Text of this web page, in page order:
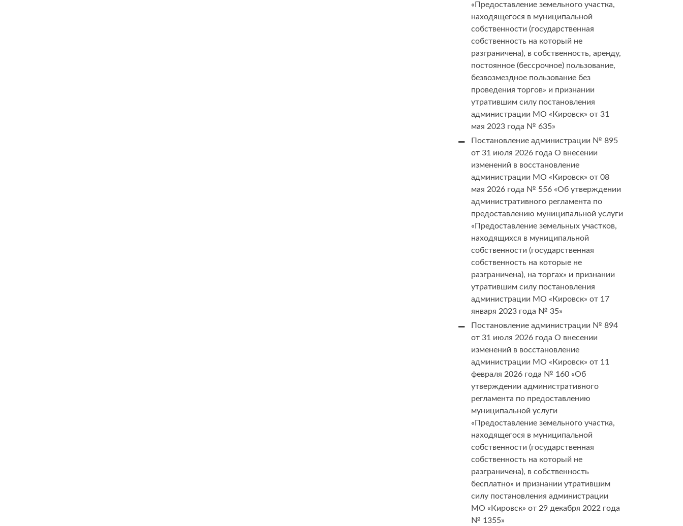
«Предоставление земельного участка,
находящегося в муниципальной
собственности (государственная
собственность на который не
разграничена), в собственность, аренду,
постоянное (бессрочное) пользование,
безвозмездное пользование без
проведения торгов» и признании
утратившим силу постановления
администрации МО «Кировск» от 31
мая 2023 года № 635»
Постановление администрации № 895
от 31 июля 2026 года О внесении
изменений в восстановление
администрации МО «Кировск» от 08
мая 2026 года № 556 «Об утверждении
административного регламента по
предоставлению муниципальной услуги
«Предоставление земельных участков,
находящихся в муниципальной
собственности (государственная
собственность на которые не
разграничена), на торгах» и признании
утратившим силу постановления
администрации МО «Кировск» от 17
января 2023 года № 35»
Постановление администрации № 894
от 31 июля 2026 года О внесении
изменений в восстановление
администрации МО «Кировск» от 11
февраля 2026 года № 160 «Об
утверждении административного
регламента по предоставлению
муниципальной услуги
«Предоставление земельного участка,
находящегося в муниципальной
собственности (государственная
собственность на который не
разграничена), в собственность
бесплатно» и признании утратившим
силу постановления администрации
МО «Кировск» от 29 декабря 2022 года
№ 1355»